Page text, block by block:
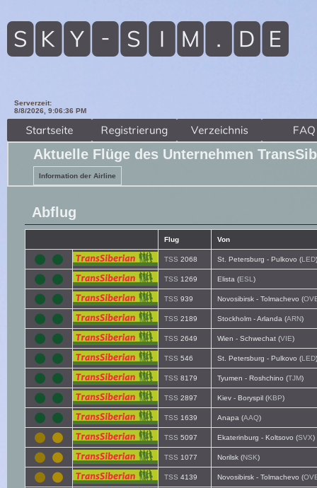
Serverzeit:
8/8/2026, 9:06:38 PM
Aktuelle Flüge des Unternehmen
Information der Airline
Abflug
Flug Von
TSS 2068 St. Petersburg - Pulkovo (LED)
TSS 1269 Elista (ESL )
TSS 939 Novosibirsk - Tolmachevo (
TSS 2189 Stockholm - Arlanda (ARN)
TSS 2649 Wien - Schwechat (VIE)
TSS 546 St. Petersburg - Pulkovo (LED)
TSS 8179 Tyumen - Roshchino (TJM)
TSS 2897 Kiev - Boryspil (KBP)
TSS 1639 Anapa (AAQ)
TSS 5097 Ekaterinburg - Koltsovo (SVX)
TSS 1077 Norilsk (NSK)
TSS 4139 Novosibirsk - Tolmachevo (